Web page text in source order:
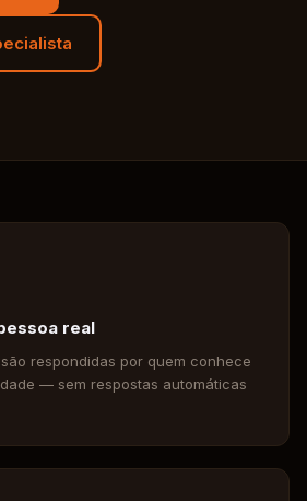
real
respondidas por quem conhece
— sem respostas automáticas